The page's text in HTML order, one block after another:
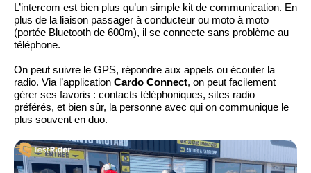
L’intercom est bien plus qu’un simple kit de communication. En
plus de la liaison passager à conducteur ou moto à moto
(portée Bluetooth de 600m), il se connecte sans problème au
téléphone.
On peut suivre le GPS, répondre aux appels ou écouter la
radio. Via l’application Cardo Connect, on peut facilement
gérer ses favoris : contacts téléphoniques, sites radio
préférés, et bien sûr, la personne avec qui on communique le
plus souvent en duo.